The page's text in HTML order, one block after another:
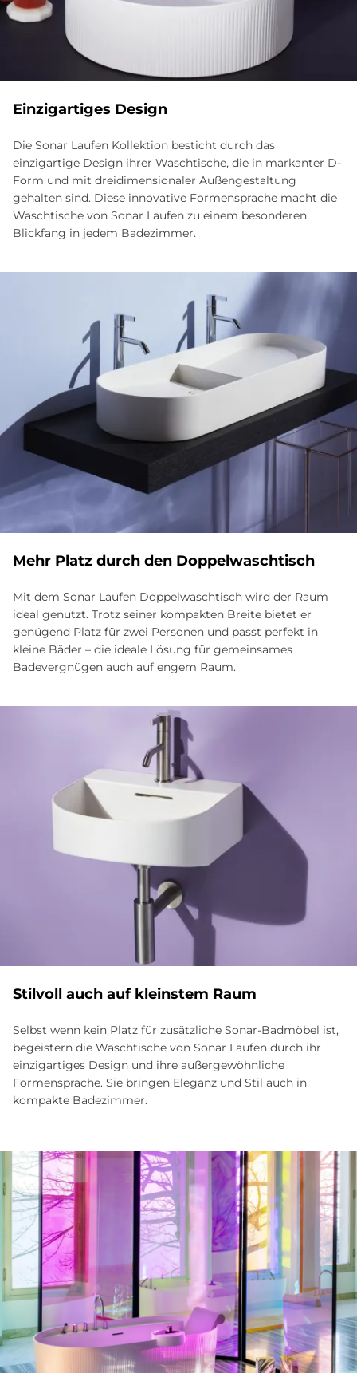
Ein­zig­ar­ti­ges De­sign
Die Sonar Laufen Kollektion besticht durch das
einzigartige Design ihrer Waschtische, die in markanter D-
Form und mit dreidimensionaler Außengestaltung
gehalten sind. Diese innovative Formensprache macht die
Waschtische von Sonar Laufen zu einem besonderen
Blickfang in jedem Badezimmer.
Mehr Pla­tz durch den Dop­pel­wasch­tisch
Mit dem Sonar Laufen Doppelwaschtisch wird der Raum
ideal genutzt. Trotz seiner kompakten Breite bietet er
genügend Platz für zwei Personen und passt perfekt in
kleine Bäder – die ideale Lösung für gemeinsames
Badevergnügen auch auf engem Raum.
Stilvoll auch auf kleinstem Raum
Selbst wenn kein Platz für zusätzliche Sonar-Badmöbel ist,
begeistern die Waschtische von Sonar Laufen durch ihr
einzigartiges Design und ihre außergewöhnliche
Formensprache. Sie bringen Eleganz und Stil auch in
kompakte Badezimmer.